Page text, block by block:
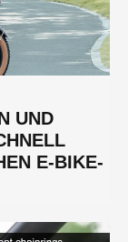
UND
E-BIKE-